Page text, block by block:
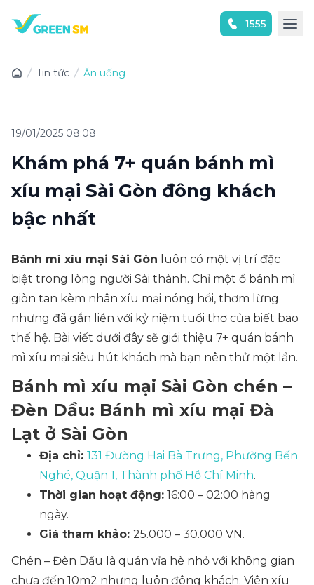
1555
Tin tức Ăn uống
19/01/2025 08:08
Khám phá 7+ quán bánh mì
xíu mại Sài Gòn đông khách
bậc nhất
Bánh mì xíu mại Sài Gòn luôn có một vị trí đặc
biệt trong lòng người Sài thành. Chỉ một ổ bánh mì
giòn tan kèm nhân xíu mại nóng hổi, thơm lừng
nhưng đã gắn liền với kỷ niệm tuổi thơ của biết bao
thế hệ. Bài viết dưới đây sẽ giới thiệu 7+ quán bánh
mì xíu mại siêu hút khách mà bạn nên thử một lần.
Bánh mì xíu mại Sài Gòn chén –
Đèn Dầu: Bánh mì xíu mại Đà
Lạt ở Sài Gòn
Địa chỉ: 131 Đường Hai Bà Trưng, Phường Bến
Nghé, Quận 1, Thành phố Hồ Chí Minh.
Thời gian hoạt động: 16:00 – 02:00 hàng
ngày.
Giá tham khảo: 25.000 – 30.000 VN.
Chén – Đèn Dầu là quán vỉa hè nhỏ với không gian
chưa đến 10m2 nhưng luôn đông khách. Viên xíu